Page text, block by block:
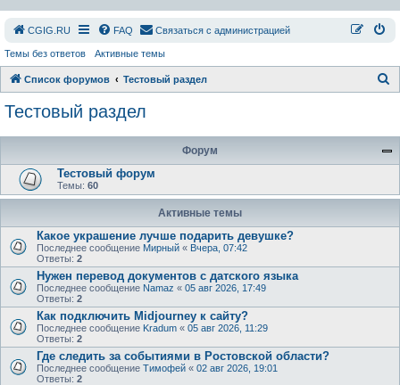
СGIG.RU FAQ Связаться с администрацией
Темы без ответов Активные темы
Список форумов Тестовый раздел
к
Тестовый раздел
Форум
Тестовый форум
Темы: 60
Активные темы
Какое украшение лучше подарить девушке?
Последнее сообщение Мирный « Вчера, 07:42
Ответы: 2
Нужен перевод документов с датского языка
Последнее сообщение Namaz « 05 авг 2026, 17:49
Ответы: 2
Как подключить Midjourney к сайту?
Последнее сообщение Kradum « 05 авг 2026, 11:29
Ответы: 2
Где следить за событиями в Ростовской области?
Последнее сообщение Тимофей « 02 авг 2026, 19:01
Ответы: 2